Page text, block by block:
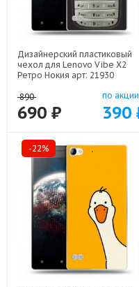
Дизайнерский пластиковый
чехол для Lenovo Vibe X2
Ретро Нокия арт: 21930
890
690 ₽
по акции
390
-22%